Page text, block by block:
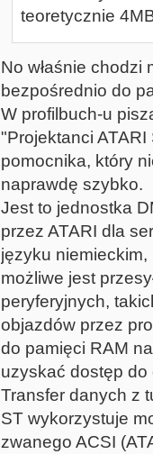
teoretycznie
No właśnie chodzi
bezpośrednio do
W profilbuch-u
"Projektanci
pomocnika, który
naprawdę szybko.
Jest to jednostka
przez ATARI dla
języku niemieckim,
możliwe jest
peryferyjnych,
objazdów przez
do pamięci RAM
uzyskać dostęp do
Transfer danych z
ST wykorzystuje
zwanego ACSI